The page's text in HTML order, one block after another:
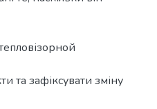
та зафіксувати зміну